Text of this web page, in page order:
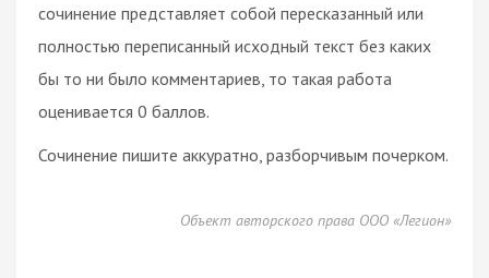
сочинение представляет собой пересказанный или
полностью переписанный исходный текст без каких
бы то ни было комментариев, то такая работа
оценивается 0 баллов.
Сочинение пишите аккуратно, разборчивым почерком.
Объект авторского права ООО «Легион»